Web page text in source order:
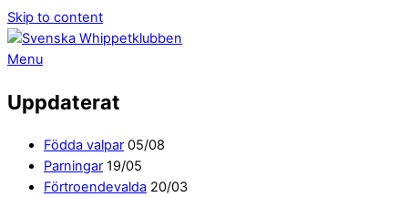
Skip to content
Menu
Uppdaterat
Födda valpar 05/08
Parningar 19/05
Förtroendevalda 20/03